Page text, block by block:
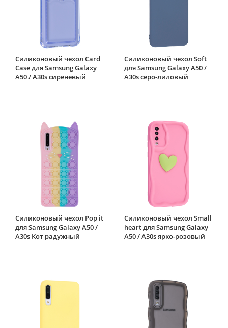
Силиконовый чехол Card
Case для Samsung Galaxy
A50 / A30s сиреневый
Силиконовый чехол Soft
для Samsung Galaxy A50 /
A30s серо-лиловый
Силиконовый чехол Pop it
для Samsung Galaxy A50 /
A30s Кот радужный
Силиконовый чехол Small
heart для Samsung Galaxy
A50 / A30s ярко-розовый